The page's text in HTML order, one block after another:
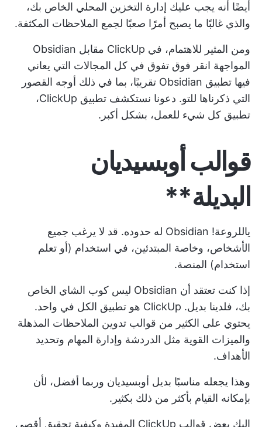
أيضًا أنه يجب عليك إدارة التخزين المحلي الخاص بك،
والذي غالبًا ما يصبح أمرًا صعبًا لجمع الملاحظات المكثفة.
ومن المثير للاهتمام، في ClickUp مقابل Obsidian
المواجهة انقر فوق تفوق في كل المجالات التي يعاني
فيها تطبيق Obsidian تقريبًا، بما في ذلك أوجه القصور
التي ذكرناها للتو. دعونا نستكشف تطبيق ClickUp،
تطبيق كل شيء للعمل، بشكل أكبر.
قوالب أوبسيديان
البديلة**
ياللروعة! Obsidian له حدوده. قد لا يرغب جميع
الأشخاص، وخاصة المبتدئين، في استخدام (أو تعلم
استخدام) المنصة.
إذا كنت تعتقد أن Obsidian ليس كوب الشاي الخاص
بك، فلدينا بديل. ClickUp هو تطبيق الكل في واحد.
يحتوي على الكثير من قوالب تدوين الملاحظات المذهلة
والميزات القوية مثل الدردشة وإدارة المهام وتحديد
الأهداف.
وهذا يجعله مناسبًا بديل أوبسيديان وربما أفضل، لأن
بإمكانه القيام بأكثر من ذلك بكثير.
إليك بعض قوالب ClickUp المفيدة وكيفية تحقيق أقصى